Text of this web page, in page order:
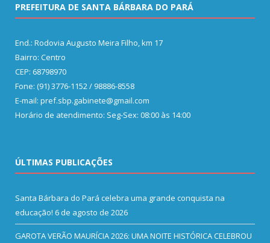
PREFEITURA DE SANTA BÁRBARA DO PARÁ
End.: Rodovia Augusto Meira Filho, km 17
Bairro: Centro
CEP: 68798970
Fone: (91) 3776-1152 / 98886-8558
E-mail: pref.sbp.gabinete@gmail.com
Horário de atendimento: Seg-Sex: 08:00 às 14:00
ÚLTIMAS PUBLICAÇÕES
Santa Bárbara do Pará celebra uma grande conquista na
educação! 6 de agosto de 2026
GAROTA VERÃO MAURÍCIA 2026: UMA NOITE HISTÓRICA CELEBROU